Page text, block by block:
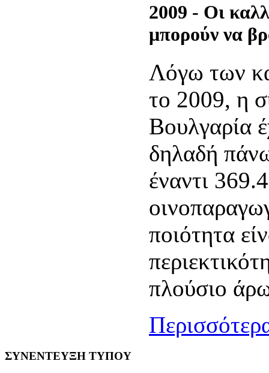
2009 - Oι
μπορούν να
Λόγω των
το 2009, η
Βουλγαρία
δηλαδή
έναντι
ποιότητα
πλούσιο
ΣΥΝΕΝΤΕΥΞΗ ΤΥΠΟΥ